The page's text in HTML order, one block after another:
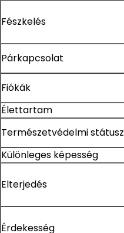
Fészkelés
Párkapcsolat
Fiókák
Élettartam
Természetvédelmi státusz
Különleges képesség
Elterjedés
Érdekesség